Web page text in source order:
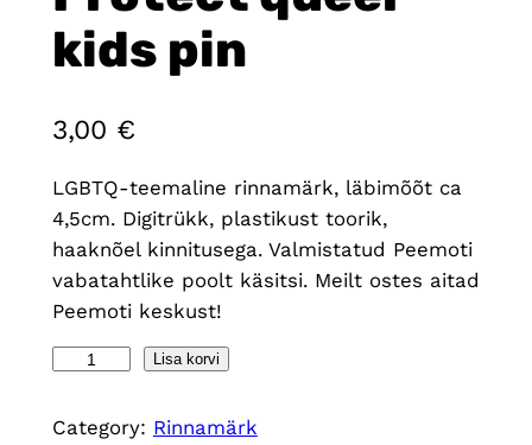
kids pin
3,00 €
LGBTQ-teemaline rinnamärk, läbimõõt ca
4,5cm. Digitrükk, plastikust toorik,
haaknõel kinnitusega. Valmistatud Peemoti
vabatahtlike poolt käsitsi. Meilt ostes aitad
Peemoti keskust!
o
Lisa korvi
Category: Rinnamärk